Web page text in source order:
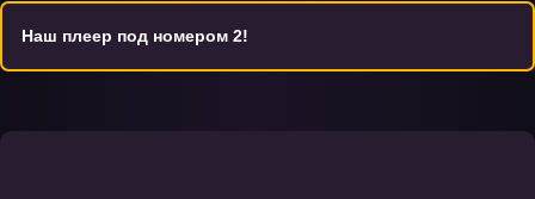
Наш плеер под номером 2!